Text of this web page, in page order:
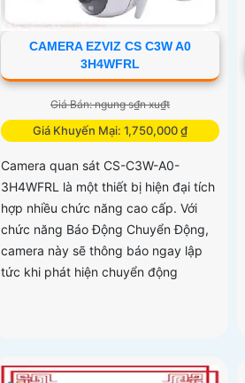
CAMERA EZVIZ CS C3W A0
3H4WFRL
Giá Bán: ngung s₫n xu₫t
Giá Khuyến Mại: 1,750,000 ₫
Camera quan sát CS-C3W-A0-
3H4WFRL là một thiết bị hiện đại tích
hợp nhiều chức năng cao cấp. Với
chức năng Báo Động Chuyển Động,
camera này sẽ thông báo ngay lập
tức khi phát hiện chuyển động